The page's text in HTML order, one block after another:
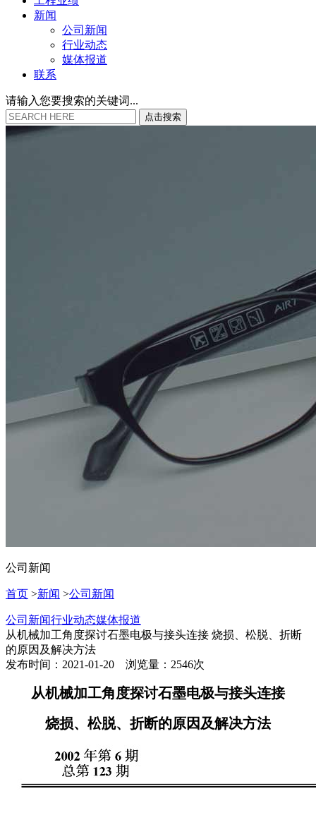
新闻
公司新闻
行业动态
媒体报道
联系
请输入您要搜索的关键词...
点击搜索
公司新闻
首页 >新闻 >公司新闻
公司新闻行业动态媒体报道
从机械加工角度探讨石墨电极与接头连接 烧损、松脱、折断
的原因及解决方法
发布时间：2021-01-20 浏览量：2546次
从机械加工角度探讨石墨电极与接头连接
烧损、松脱、折断的原因及解决方法